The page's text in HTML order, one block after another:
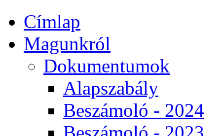
Címlap
Magunkról
Dokumentumok
Alapszabály
Beszámoló - 2024